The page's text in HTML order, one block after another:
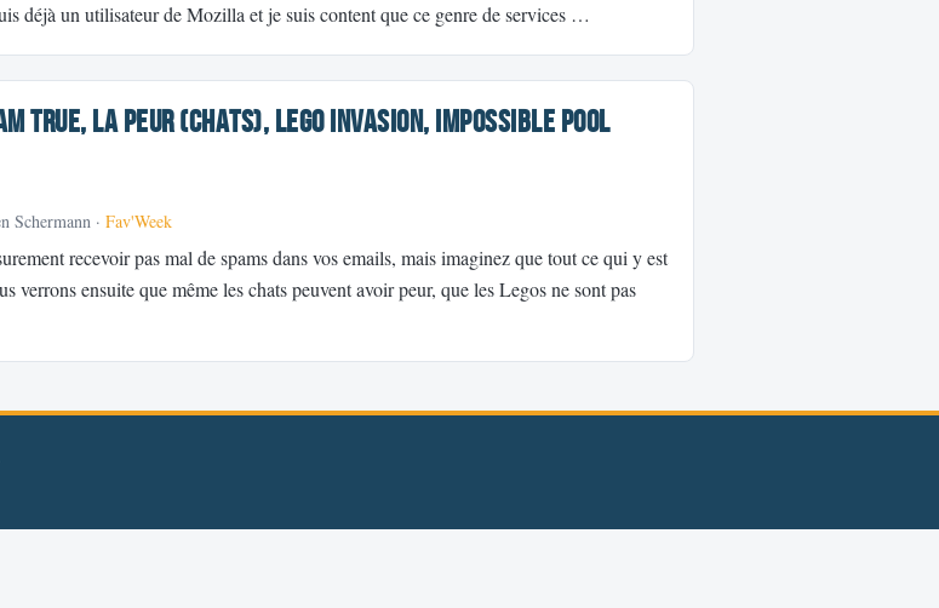
déjà un utilisateur de Mozilla et je suis content que ce genre de services …
true, La peur (chats), LEGO invasion, Impossible Pool
Schermann · Fav'Week
recevoir pas mal de spams dans vos emails, mais imaginez que tout ce qui y est
verrons ensuite que même les chats peuvent avoir peur, que les Legos ne sont pas